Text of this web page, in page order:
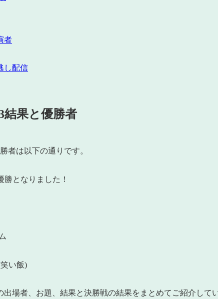
者
し配信
結果と優勝者
者は以下の通りです。
となりました！
い飯)
場者、お題、結果と決勝戦の結果をまとめてご紹介して